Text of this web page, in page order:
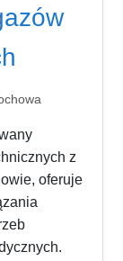
z
oferuje